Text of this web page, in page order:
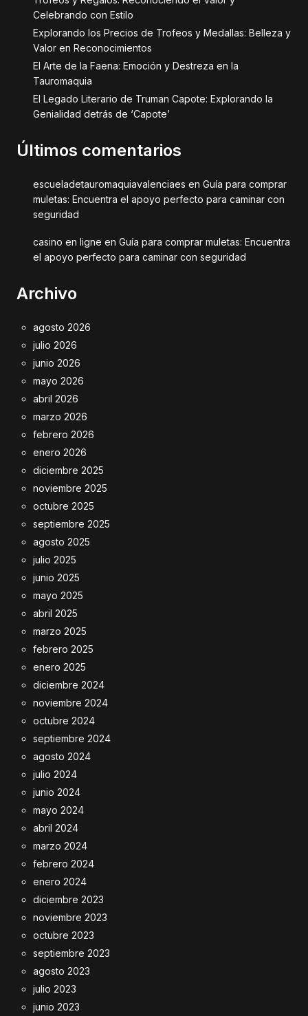
Celebrando con Estilo
Explorando los Precios de Trofeos y Medallas: Belleza y
Valor en Reconocimientos
El Arte de la Faena: Emoción y Destreza en la
Tauromaquia
El Legado Literario de Truman Capote: Explorando la
Genialidad detrás de ‘Capote’
Últimos comentarios
escueladetauromaquiavalenciaes en Guía para comprar
muletas: Encuentra el apoyo perfecto para caminar con
seguridad
casino en ligne en Guía para comprar muletas: Encuentra
el apoyo perfecto para caminar con seguridad
Archivo
agosto 2026
julio 2026
junio 2026
mayo 2026
abril 2026
marzo 2026
febrero 2026
enero 2026
diciembre 2025
noviembre 2025
octubre 2025
septiembre 2025
agosto 2025
julio 2025
junio 2025
mayo 2025
abril 2025
marzo 2025
febrero 2025
enero 2025
diciembre 2024
noviembre 2024
octubre 2024
septiembre 2024
agosto 2024
julio 2024
junio 2024
mayo 2024
abril 2024
marzo 2024
febrero 2024
enero 2024
diciembre 2023
noviembre 2023
octubre 2023
septiembre 2023
agosto 2023
julio 2023
junio 2023